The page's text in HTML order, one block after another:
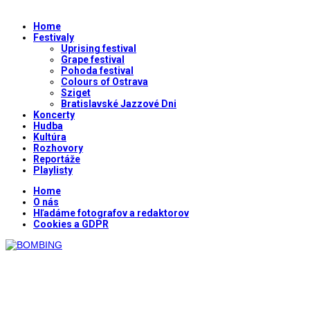
Home
Festivaly
Uprising festival
Grape festival
Pohoda festival
Colours of Ostrava
Sziget
Bratislavské Jazzové Dni
Koncerty
Hudba
Kultúra
Rozhovory
Reportáže
Playlisty
Home
O nás
Hľadáme fotografov a redaktorov
Cookies a GDPR